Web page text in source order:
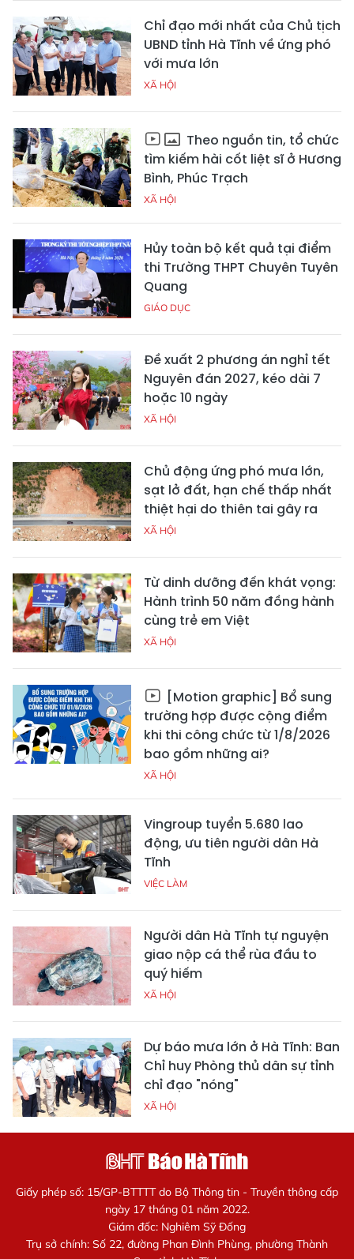
Chỉ đạo mới nhất của Chủ tịch
UBND tỉnh Hà Tĩnh về ứng phó
với mưa lớn
XÃ HỘI
Theo nguồn tin, tổ chức
tìm kiếm hài cốt liệt sĩ ở Hương
Bình, Phúc Trạch
XÃ HỘI
Hủy toàn bộ kết quả tại điểm
thi Trường THPT Chuyên Tuyên
Quang
GIÁO DỤC
Đề xuất 2 phương án nghỉ tết
Nguyên đán 2027, kéo dài 7
hoặc 10 ngày
XÃ HỘI
Chủ động ứng phó mưa lớn,
sạt lở đất, hạn chế thấp nhất
thiệt hại do thiên tai gây ra
XÃ HỘI
Từ dinh dưỡng đến khát vọng:
Hành trình 50 năm đồng hành
cùng trẻ em Việt
XÃ HỘI
[Motion graphic] Bổ sung
trường hợp được cộng điểm
khi thi công chức từ 1/8/2026
bao gồm những ai?
XÃ HỘI
Vingroup tuyển 5.680 lao
động, ưu tiên người dân Hà
Tĩnh
VIỆC LÀM
Người dân Hà Tĩnh tự nguyện
giao nộp cá thể rùa đầu to
quý hiếm
XÃ HỘI
Dự báo mưa lớn ở Hà Tĩnh: Ban
Chỉ huy Phòng thủ dân sự tỉnh
chỉ đạo "nóng"
XÃ HỘI
Giấy phép số: 15/GP-BTTTT do Bộ Thông tin - Truyền thông cấp
ngày 17 tháng 01 năm 2022.
Giám đốc: Nghiêm Sỹ Đống
Trụ sở chính: Số 22, đường Phan Đình Phùng, phường Thành